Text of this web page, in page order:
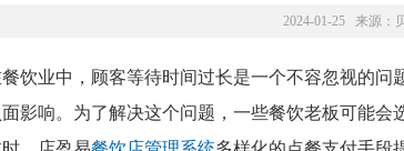
2024-01-25 来源：
饮业中，顾客等待时间过长是一个不容忽视的
影响。为了解决这个问题，一些餐饮老板可能